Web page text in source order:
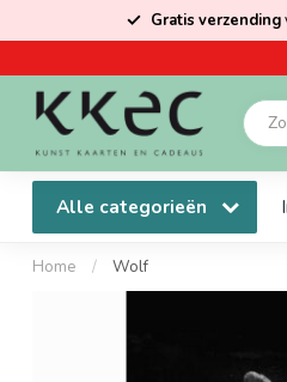
Gratis verzending
Alle categorieën
Home / Wolf